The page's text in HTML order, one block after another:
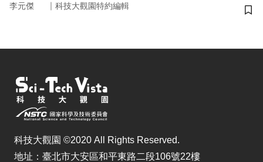
李元傑 ｜ 科技大觀園特約編輯
儲
科技大觀園 ©2020 All Rights Reserved.
地址：臺北市大安區和平東路二段106號22樓